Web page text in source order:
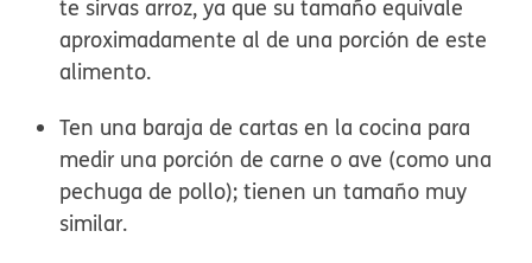
te sirvas arroz, ya que su tamaño equivale
aproximadamente al de una porción de este
alimento.
Ten una baraja de cartas en la cocina para
medir una porción de carne o ave (como una
pechuga de pollo); tienen un tamaño muy
similar.